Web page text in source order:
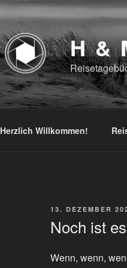
H &
Herzlich Willkommen!
VERÖFFENTLICHT
13. DEZEMBER
Noch ist
Wenn, wenn,